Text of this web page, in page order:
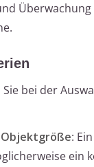
bei der
:
ein